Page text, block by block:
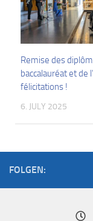
Remise des
baccalauréat et de
félicitations !
6. JULY 2025
FOLGEN: